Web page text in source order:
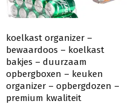
koelkast organizer –
bewaardoos – koelkast
bakjes – duurzaam
opbergboxen – keuken
organizer – opbergdozen –
premium kwaliteit